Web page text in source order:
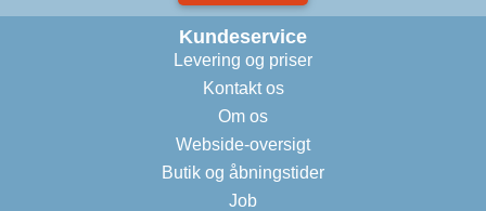
Kundeservice
Levering og priser
Kontakt os
Om os
Webside-oversigt
Butik og åbningstider
Job